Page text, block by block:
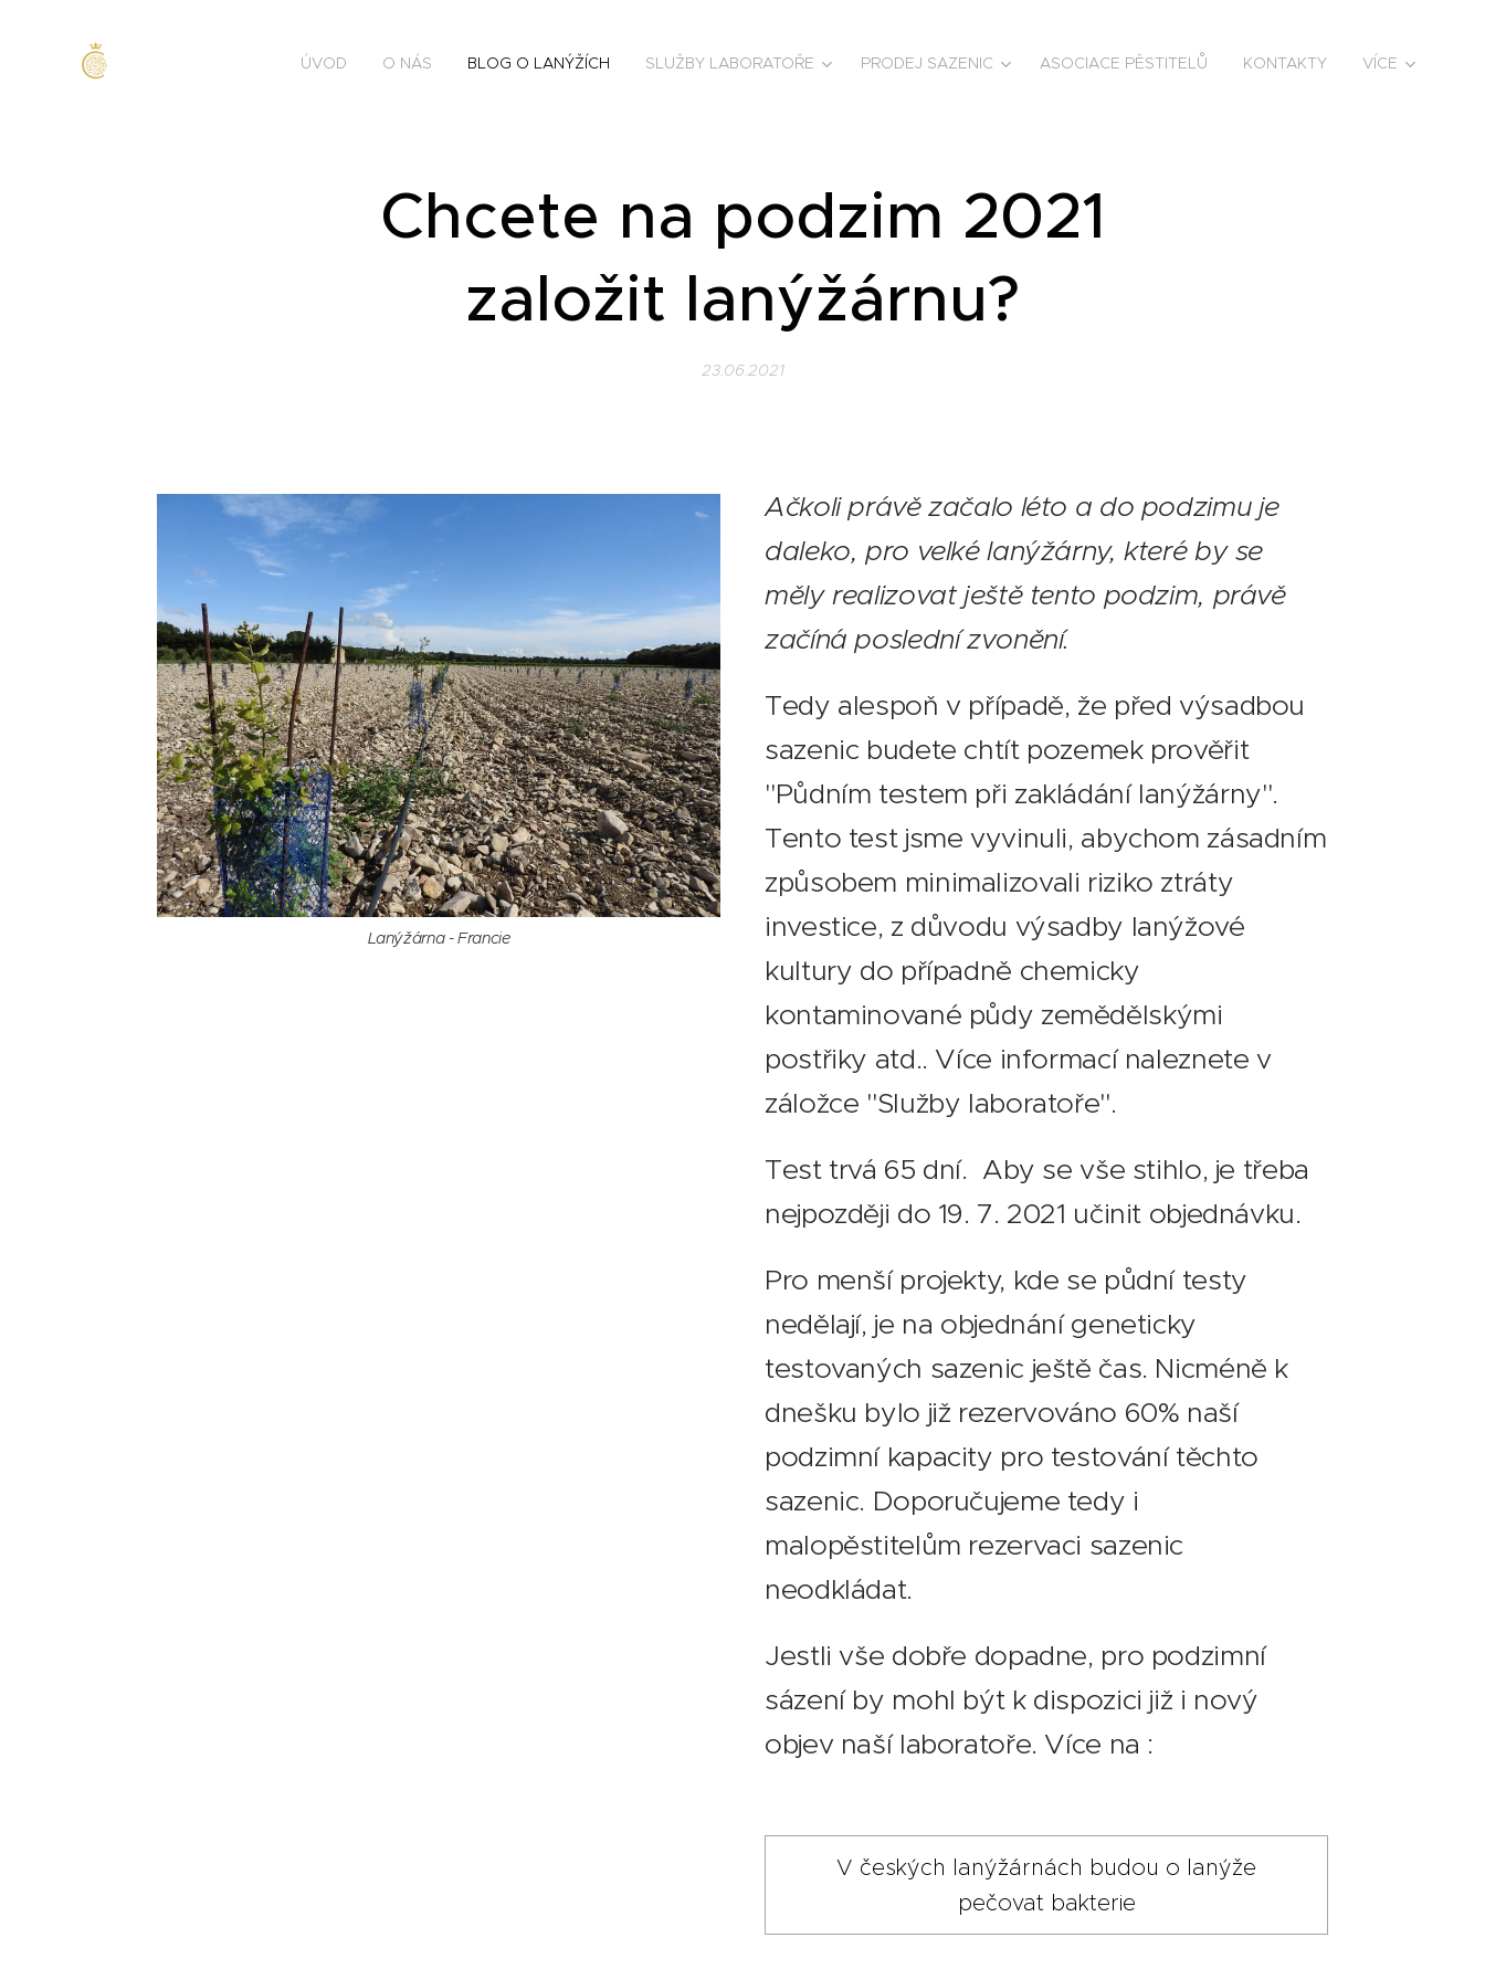
ÚVOD O NÁS BLOG O LANÝŽÍCH SLUŽBY LABORATOŘE PRODEJ SAZENIC ASOCIACE PĚSTITELŮ KONTAKTY VÍCE
Chcete na podzim 2021
založit lanýžárnu?
23.06.2021
Lanýžárna - Francie
Ačkoli právě začalo léto a do podzimu je
daleko, pro velké lanýžárny, které by se
měly realizovat ještě tento podzim, právě
začíná poslední zvonění.
Tedy alespoň v případě, že před výsadbou
sazenic budete chtít pozemek prověřit
"Půdním testem při zakládání lanýžárny".
Tento test jsme vyvinuli, abychom zásadním
způsobem minimalizovali riziko ztráty
investice, z důvodu výsadby lanýžové
kultury do případně chemicky
kontaminované půdy zemědělskými
postřiky atd.. Více informací naleznete v
záložce "Služby laboratoře".
Test trvá 65 dní. Aby se vše stihlo, je třeba
nejpozději do 19. 7. 2021 učinit objednávku.
Pro menší projekty, kde se půdní testy
nedělají, je na objednání geneticky
testovaných sazenic ještě čas. Nicméně k
dnešku bylo již rezervováno 60% naší
podzimní kapacity pro testování těchto
sazenic. Doporučujeme tedy i
malopěstitelům rezervaci sazenic
neodkládat.
Jestli vše dobře dopadne, pro podzimní
sázení by mohl být k dispozici již i nový
objev naší laboratoře. Více na :
V českých lanýžárnách budou o lanýže
pečovat bakterie